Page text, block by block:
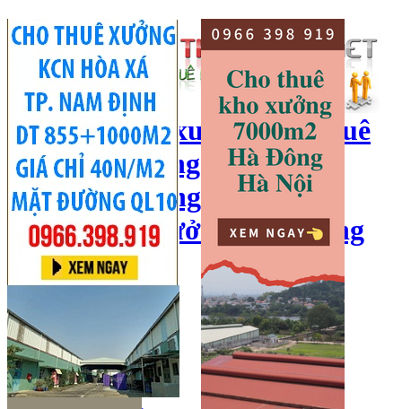
cho thuê kho xưởng, cho thuê
kho, kho xưởng hà nội, cho
thuê nhà xưởng, cho thuê
xưởng, kho xưởng hải dương
Hotline:0966 398 919
Đăng ký
Đăng tin bán/cho thuê
Trang chủ